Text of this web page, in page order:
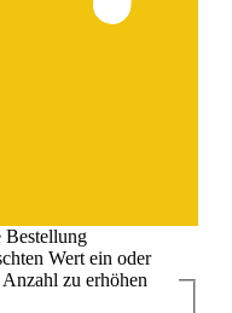
Bestellung
Wert ein oder
zu erhöhen